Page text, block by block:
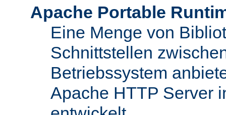
Apache Portable
Eine Menge von
Schnittstellen
Betriebssystem
Apache HTTP Server